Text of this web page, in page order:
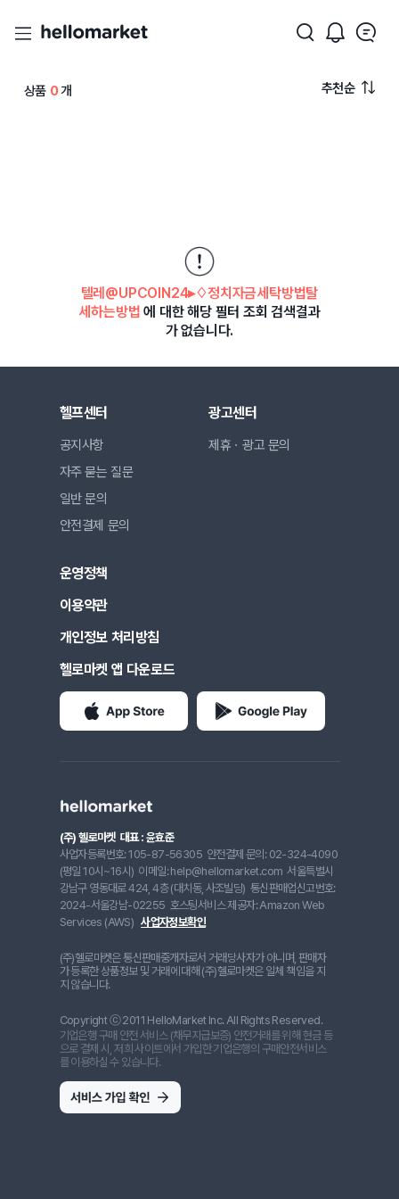
상품 0개 추천순
텔레@UPCOIN24▸♢정치자금세탁방법탈
세하는방법 에 대한 해당 필터 조회 검색결과
가 없습니다.
헬프센터
공지사항
자주 묻는 질문
일반 문의
안전결제 문의
광고센터
제휴ㆍ광고 문의
운영정책
이용약관
개인정보 처리방침
헬로마켓 앱 다운로드
(주) 헬로마켓 대표 : 윤효준
사업자등록번호: 105-87-56305 안전결제 문의: 02-324-4090
(평일 10시~16시) 이메일: help@hellomarket.com 서울특별시
강남구 영동대로 424, 4층 (대치동, 사조빌딩) 통신판매업신고번호:
2024-서울강남-02255 호스팅서비스 제공자: Amazon Web
Services (AWS) 사업자정보확인
(주)헬로마켓은 통신판매중개자로서 거래당사자가 아니며, 판매자
가 등록한 상품정보 및 거래에 대해 (주)헬로마켓은 일체 책임을 지
지 않습니다.
Copyright ⓒ 2011 HelloMarket Inc. All Rights Reserved.
기업은행 구매 안전 서비스 (채무지급보증) 안전거래를 위해 현금 등
으로 결제 시, 저희 사이트에서 가입한 기업은행의 구매안전서비스
를 이용하실 수 있습니다.